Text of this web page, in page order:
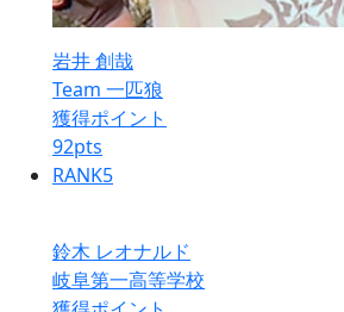
岩井 創哉
Team 一匹狼
獲得ポイント
92pts
RANK5
鈴木 レオナルド
岐阜第一高等学校